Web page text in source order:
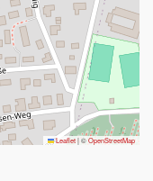
Leaflet|©OpenStreetMap